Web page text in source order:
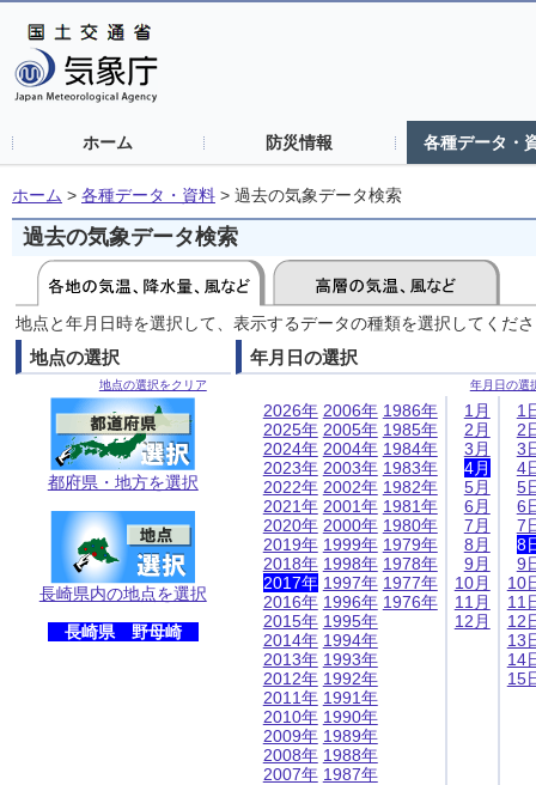
ホーム 防災情報 各種データ・
ホーム > 各種データ・資料 > 過去の気象データ検索
過去の気象データ検索
地点と年月日時を選択して、表示するデータの種類を選択してくだ
地点の選択
地点の選択をクリア
都府県・地方を選択
長崎県内の地点を選択
長崎県 野母崎
年月日の選択
年月日の選
2026年
2025年
2024年
2023年
2022年
2021年
2020年
2019年
2018年
2017年
2016年
2015年
2014年
2013年
2012年
2011年
2010年
2009年
2008年
2007年
2006年
2005年
2004年
2003年
2002年
2001年
2000年
1999年
1998年
1997年
1996年
1995年
1994年
1993年
1992年
1991年
1990年
1989年
1988年
1987年
1986年
1985年
1984年
1983年
1982年
1981年
1980年
1979年
1978年
1977年
1976年
1月
2月
3月
4月
5月
6月
7月
8月
9月
10月
11月
12月
1
2
3
4
5
6
7
8
9
10
11
12
13
14
15